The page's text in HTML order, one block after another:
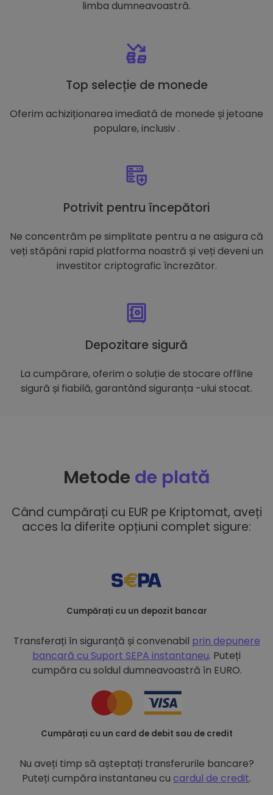
limba dumneavoastră.
Top selecție de monede
Oferim achiziționarea imediată de monede și jetoane
populare, inclusiv .
Potrivit pentru începători
Ne concentrăm pe simplitate pentru a ne asigura că
veți stăpâni rapid platforma noastră și veți deveni un
investitor criptografic încrezător.
Depozitare sigură
La cumpărare, oferim o soluție de stocare offline
sigură și fiabilă, garantând siguranța -ului stocat.
Metode de plată
Când cumpărați cu EUR pe Kriptomat, aveți
acces la diferite opțiuni complet sigure:
Cumpărați cu un depozit bancar
Transferați în siguranță și convenabil prin depunere
bancară cu Suport SEPA instantaneu. Puteți
cumpăra cu soldul dumneavoastră în EURO.
Cumpărați cu un card de debit sau de credit
Nu aveți timp să așteptați transferurile bancare?
Puteți cumpăra instantaneu cu cardul de credit.